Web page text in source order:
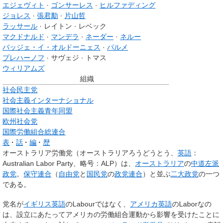
エジェヴィト · ゴンサーレス · ヒルファディング
ジョレス · 張君勱 · 片山哲
ラッサール · レイトン · レベック
マクドナルド · マンデラ · ネーダー · ネルー
バッジェ・イ・オルドーニェス · パルメ
プレハーノフ · サヴェジ · トマス
ウィリアムズ
組織
社会民主党
社会主義インターナショナル
国際社会主義青年同盟
欧州社会党
国際労働組合総連合
表
話 編
歴
オーストラリア労働党 （オーストラリアろうどうとう、 英語 ：
Australian Labor Party、略号： ALP）は、 オーストラリアの中道左派
政党。 保守連合 （ 自由党と 国民党の政党連合）と並ぶ二大政党の一つ
である。
党名がイギリス英語のLabourではなく、 アメリカ英語のLaborなの
は、設立にあたってアメリカの労働組合運動から影響を受けたことに